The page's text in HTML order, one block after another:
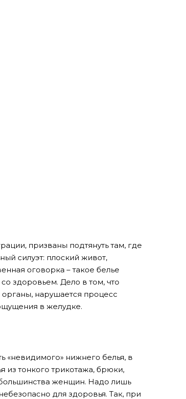
призваны подтянуть там, где
силуэт: плоский живот,
оговорка – такое белье
здоровьем. Дело в том, что
нарушается процесс
в желудке.
«невидимого» нижнего белья, в
из тонкого трикотажа, брюки,
женщин. Надо лишь
для здоровья. Так, при